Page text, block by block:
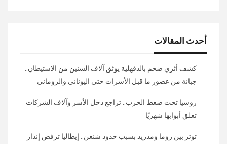
أحدث المقالات
كشف أثري ضخم بالدقهلية يوثق آلاف السنين من الاستيطان..
جبانة من عصور ما قبل الأسرات حتى اليوناني والروماني
روسيا تحت ضغط الحرب.. تراجع دخل الأسر وآلاف الشركات
تغلق أبوابها شهريًا
توتر بين روما ومدريد بسبب حدود شنغن.. إيطاليا ترفض إنذار